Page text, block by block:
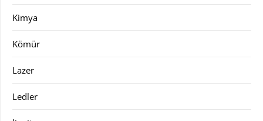
Kimya
Kömür
Lazer
Ledler